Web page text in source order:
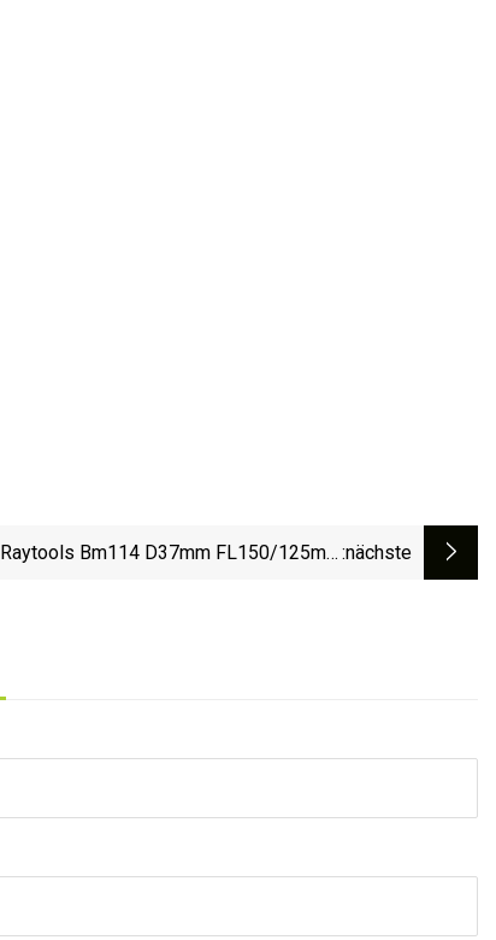
Raytools Bm114 D37mm FL150/125mm :nächste